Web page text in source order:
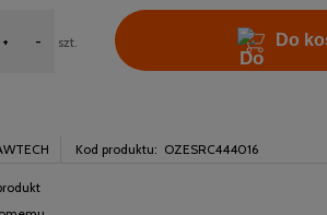
+ - szt. Do
Kod produktu: OZESRC444016